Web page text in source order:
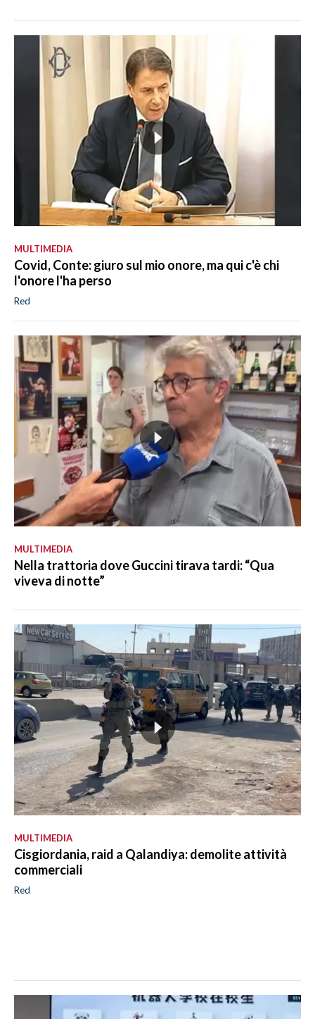
MULTIMEDIA
Covid, Conte: giuro sul mio onore, ma qui c'è chi
l'onore l'ha perso
Red
MULTIMEDIA
Nella trattoria dove Guccini tirava tardi: “Qua
viveva di notte”
MULTIMEDIA
Cisgiordania, raid a Qalandiya: demolite attività
commerciali
Red